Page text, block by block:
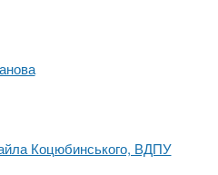
Коцюбинського, ВДПУ